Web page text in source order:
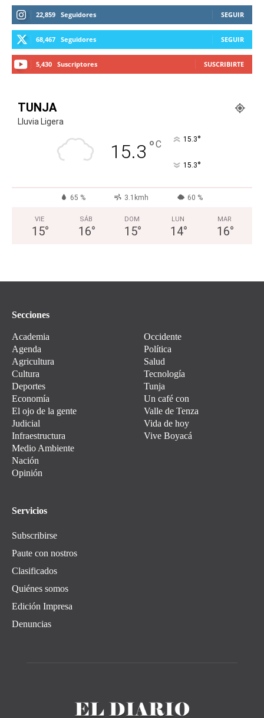
22,859 Seguidores SEGUIR
68,467 Seguidores SEGUIR
5,430 Suscriptores SUSCRIBIRTE
TUNJA
Lluvia Ligera
15.3 °C 15.3°
15.3°
65 % 3.1kmh 60 %
VIE
15°
SÁB
16°
DOM
15°
LUN
14°
MAR
16°
Secciones
Academia
Agenda
Agricultura
Cultura
Deportes
Economía
El ojo de la gente
Judicial
Infraestructura
Medio Ambiente
Nación
Opinión
Occidente
Política
Salud
Tecnología
Tunja
Un café con
Valle de Tenza
Vida de hoy
Vive Boyacá
Servicios
Subscribirse
Paute con nostros
Clasificados
Quiénes somos
Edición Impresa
Denuncias